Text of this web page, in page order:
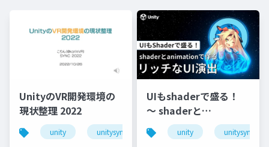
UnityのVR開発環境の
現状整理 2022
unity unitysync
UIもshaderで盛る！
〜 shaderと
animationで作るリッ
チなUI演出
unity unitysync